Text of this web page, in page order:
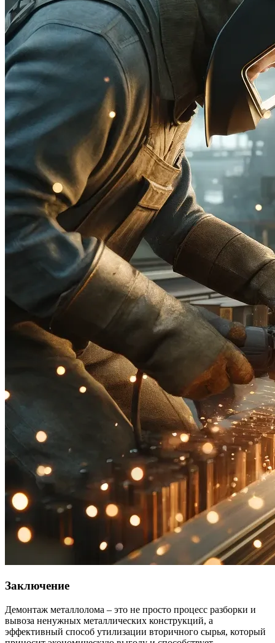
Заключение
Демонтаж металлолома – это не просто процесс разборки и
вывоза ненужных металлических конструкций, а
эффективный способ утилизации вторичного сырья, который